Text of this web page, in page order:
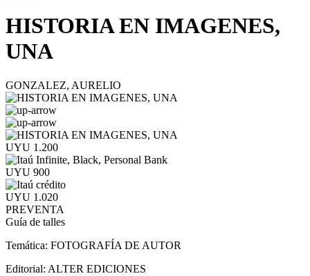
HISTORIA EN IMAGENES,
UNA
GONZALEZ, AURELIO
UYU 1.200
UYU 900
UYU 1.020
PREVENTA
Guía de talles
Temática: FOTOGRAFÍA DE AUTOR
Editorial: ALTER EDICIONES